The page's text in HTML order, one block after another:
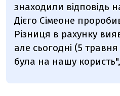
знаходили відповідь
Дієго Сімеоне
Різниця в рахунку
але сьогодні (5
була на нашу